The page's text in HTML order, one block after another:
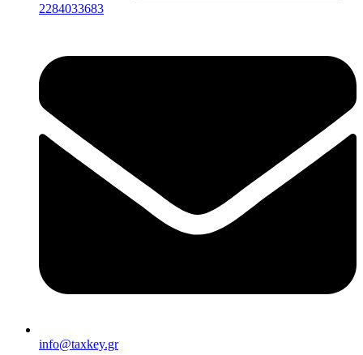
2284033683
info@taxkey.gr